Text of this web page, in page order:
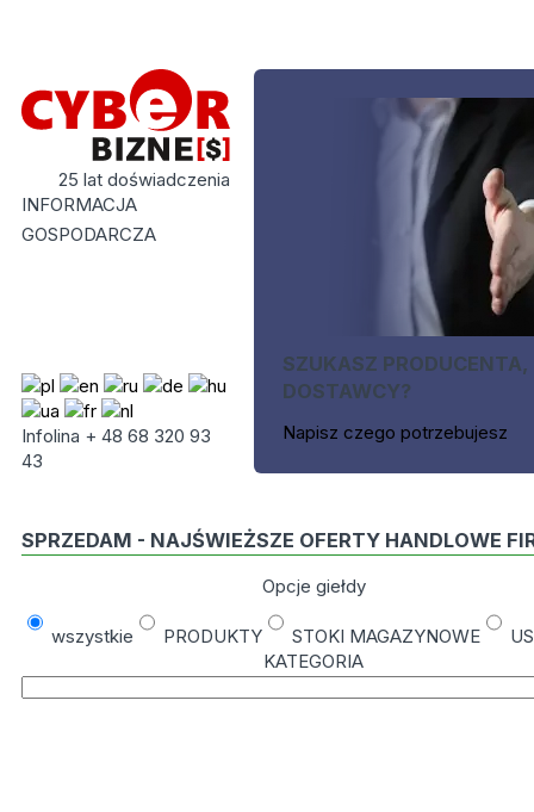
25 lat doświadczenia
INFORMACJA
GOSPODARCZA
Infolina + 48 68 320 93
43
SZUKASZ PRODUCENTA,
DOSTAWCY?
Napisz czego potrzebujesz
SPRZEDAM - NAJŚWIEŻSZE OFERTY HANDLOWE
Opcje giełdy
wszystkie PRODUKTY STOKI MAGAZYNOWE
KATEGORIA